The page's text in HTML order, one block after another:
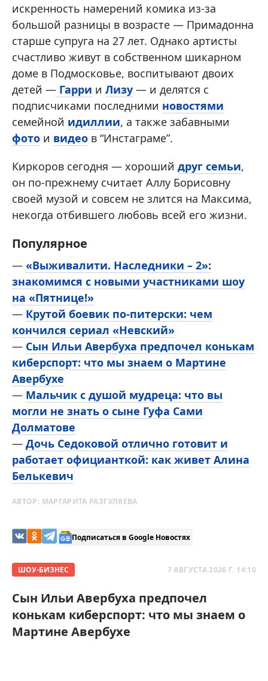
искренность намерений комика из-за
большой разницы в возрасте — Примадонна
старше супруга на 27 лет. Однако артисты
счастливо живут в собственном шикарном
доме в Подмосковье, воспитывают двоих
детей — Гарри и Лизу — и делятся с
подписчиками последними новостями
семейной идиллии, а также забавными
фото и видео в “Инстаграме”.
Киркоров сегодня — хороший друг семьи,
он по-прежнему считает Аллу Борисовну
своей музой и совсем не злится на Максима,
некогда отбившего любовь всей его жизни.
Популярное
— «Выживалити. Наследники – 2»:
знакомимся с новыми участниками шоу
на «Пятнице!»
— Крутой боевик по-питерски: чем
кончился сериал «Невский»
— Сын Ильи Авербуха предпочел конькам
киберспорт: что мы знаем о Мартине
Авербухе
— Мальчик с душой мудреца: что вы
могли не знать о сыне Гуфа Сами
Долматове
— Дочь Седоковой отлично готовит и
работает официанткой: как живет Алина
Белькевич
АВТОР: МАРГАРИТА РАЗГУЛЯЕВА
Подписаться в Google Новостях
ШОУ-БИЗНЕС 7 АВГУСТА 2026 Г. 14:10
Сын Ильи Авербуха предпочел
конькам киберспорт: что мы знаем о
Мартине Авербухе